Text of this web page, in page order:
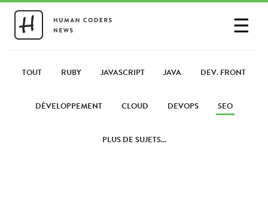
☰
PARTAGER UN LIEN
TOUT RUBY JAVASCRIPT JAVA DEV. FRONT
DÉVELOPPEMENT CLOUD DEVOPS SEO
PLUS DE SUJETS...